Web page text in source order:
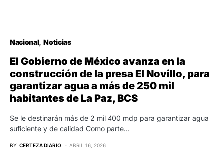
Nacional Noticias
El Gobierno de México avanza en la
construcción de la presa El Novillo, para
garantizar agua a más de 250 mil
habitantes de La Paz, BCS
Se le destinarán más de 2 mil 400 mdp para garantizar agua
suficiente y de calidad Como parte…
BY CERTEZA DIARIO ABRIL 16, 2026